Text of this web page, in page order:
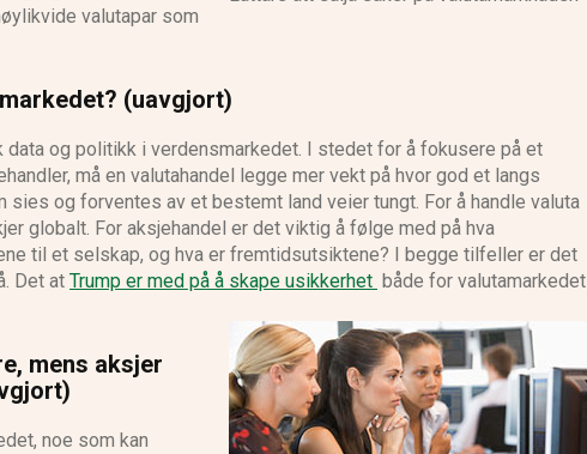
valutapar som
(uavgjort)
og politikk i verdensmarkedet. I stedet for å fokusere på et
må en valutahandel legge mer vekt på hvor god et langs
og forventes av et bestemt land veier tungt. For å handle valuta
globalt. For aksjehandel er det viktig å følge med på hva
til et selskap, og hva er fremtidsutsiktene? I begge tilfeller er det
Det at Trump er med på å skape usikkerhet både for valutamarkedet
mens aksjer
noe som kan